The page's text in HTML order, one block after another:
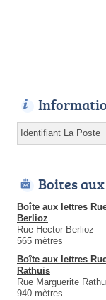
Identifiant La Poste
Boites
Boîte aux lettres
Berlioz
Rue Hector Berlioz
565 mètres
Boîte aux lettres
Rathuis
Rue Marguerite
940 mètres